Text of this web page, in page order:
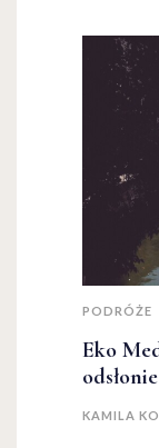
PODRÓŻE
Eko
KAMILA